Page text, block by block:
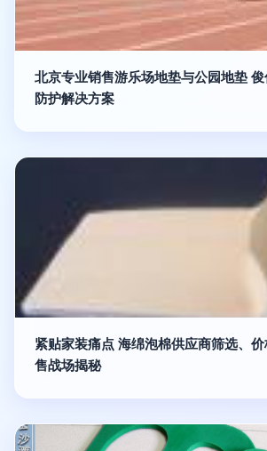
北京专业销售游乐场地垫与公园地垫
防护解决方案
紧贴家装痛点 海绵泡棉供应商筛选、
售战场揭秘